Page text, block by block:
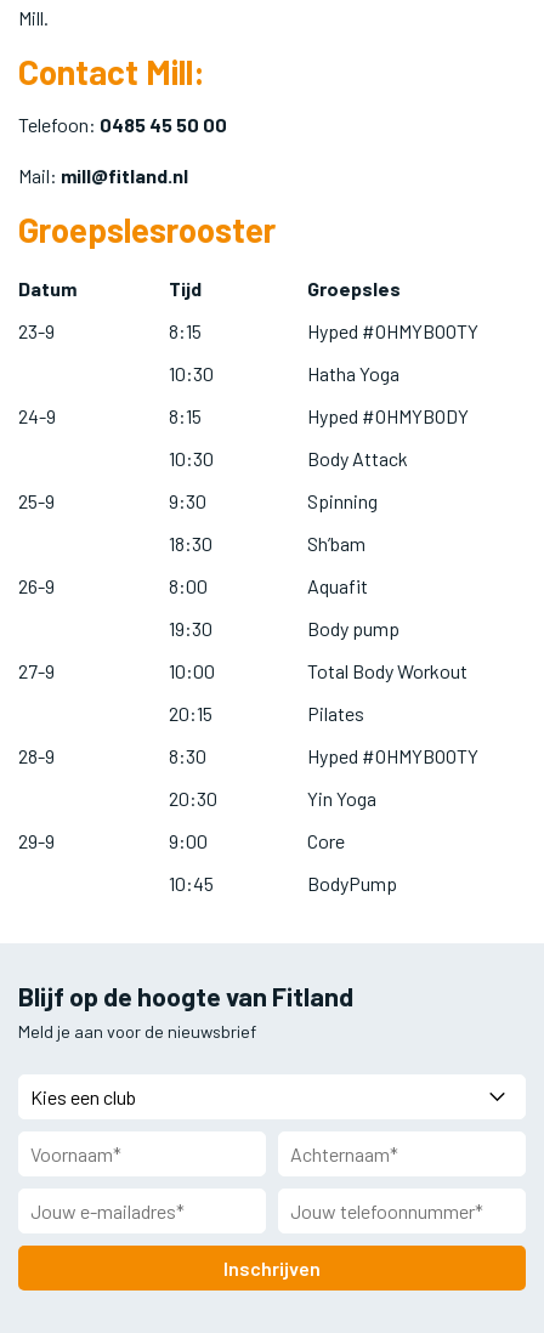
Mill.
Contact Mill:
Telefoon: 0485 45 50 00
Mail: mill@fitland.nl
Groepslesrooster
Datum Tijd
Groepsles
23-9
8:15
Hyped #OHMYBOOTY
10:30
Hatha Yoga
24-9
8:15
Hyped #OHMYBODY
10:30
Body Attack
25-9
9:30
Spinning
18:30
Sh’bam
26-9
8:00
Aquafit
19:30
Body pump
27-9
10:00
Total Body Workout
20:15
Pilates
28-9
8:30
Hyped #OHMYBOOTY
20:30
Yin Yoga
29-9
9:00
Core
10:45
BodyPump
Blijf op de hoogte van Fitland
Meld je aan voor de nieuwsbrief
Inschrijven